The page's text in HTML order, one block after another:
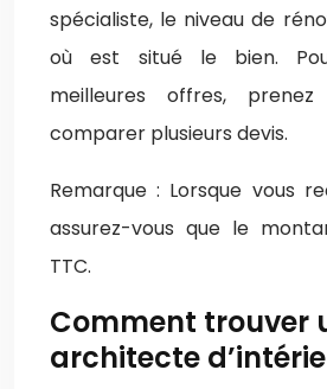
spécialiste, le niveau de
où est situé le bien.
meilleures offres,
comparer plusieurs devis.
Remarque : Lorsque vous
assurez-vous que le
TTC.
Comment trouver
architecte